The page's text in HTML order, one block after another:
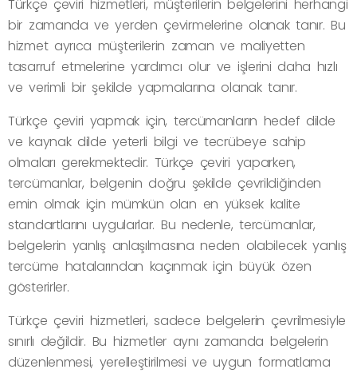
Türkçe çeviri hizmetleri, müşterilerin belgelerini herhangi
bir zamanda ve yerden çevirmelerine olanak tanır. Bu
hizmet ayrıca müşterilerin zaman ve maliyetten
tasarruf etmelerine yardımcı olur ve işlerini daha hızlı
ve verimli bir şekilde yapmalarına olanak tanır.
Türkçe çeviri yapmak için, tercümanların hedef dilde
ve kaynak dilde yeterli bilgi ve tecrübeye sahip
olmaları gerekmektedir. Türkçe çeviri yaparken,
tercümanlar, belgenin doğru şekilde çevrildiğinden
emin olmak için mümkün olan en yüksek kalite
standartlarını uygularlar. Bu nedenle, tercümanlar,
belgelerin yanlış anlaşılmasına neden olabilecek yanlış
tercüme hatalarından kaçınmak için büyük özen
gösterirler.
Türkçe çeviri hizmetleri, sadece belgelerin çevrilmesiyle
sınırlı değildir. Bu hizmetler aynı zamanda belgelerin
düzenlenmesi, yerelleştirilmesi ve uygun formatlama